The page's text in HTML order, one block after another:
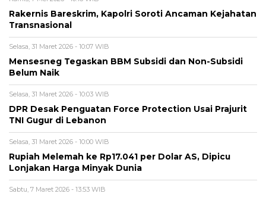
Rakernis Bareskrim, Kapolri Soroti Ancaman Kejahatan
Transnasional
Selasa, 31 Maret 2026 - 10:07 WIB
Mensesneg Tegaskan BBM Subsidi dan Non-Subsidi
Belum Naik
Selasa, 31 Maret 2026 - 10:03 WIB
DPR Desak Penguatan Force Protection Usai Prajurit
TNI Gugur di Lebanon
Selasa, 31 Maret 2026 - 10:00 WIB
Rupiah Melemah ke Rp17.041 per Dolar AS, Dipicu
Lonjakan Harga Minyak Dunia
Sabtu, 7 Maret 2026 - 13:53 WIB